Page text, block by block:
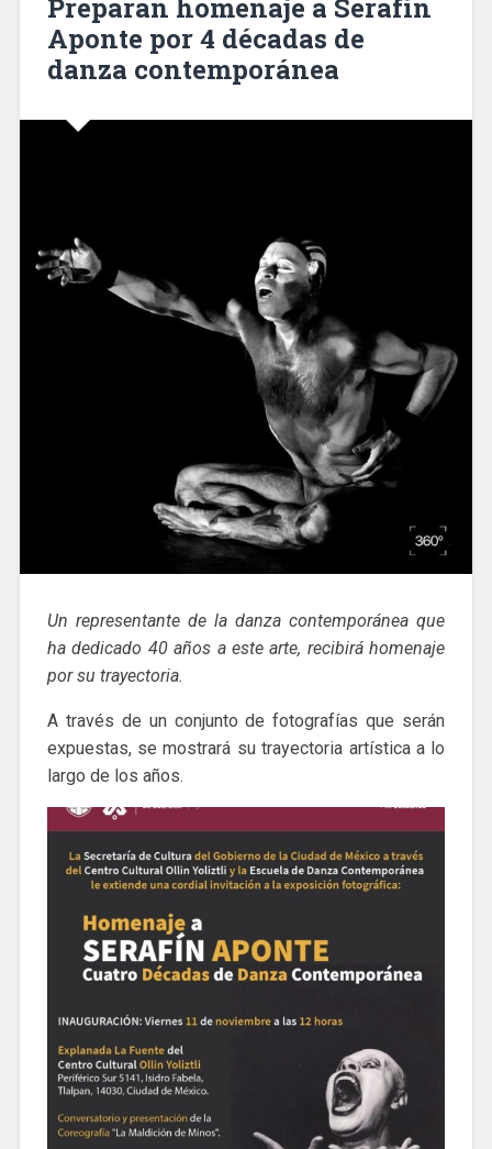
Preparan homenaje a Serafín
Aponte por 4 décadas de
danza contemporánea
Un representante de la danza contemporánea que
ha dedicado 40 años a este arte, recibirá homenaje
por su trayectoria.
A través de un conjunto de fotografías que serán
expuestas, se mostrará su trayectoria artística a lo
largo de los años.